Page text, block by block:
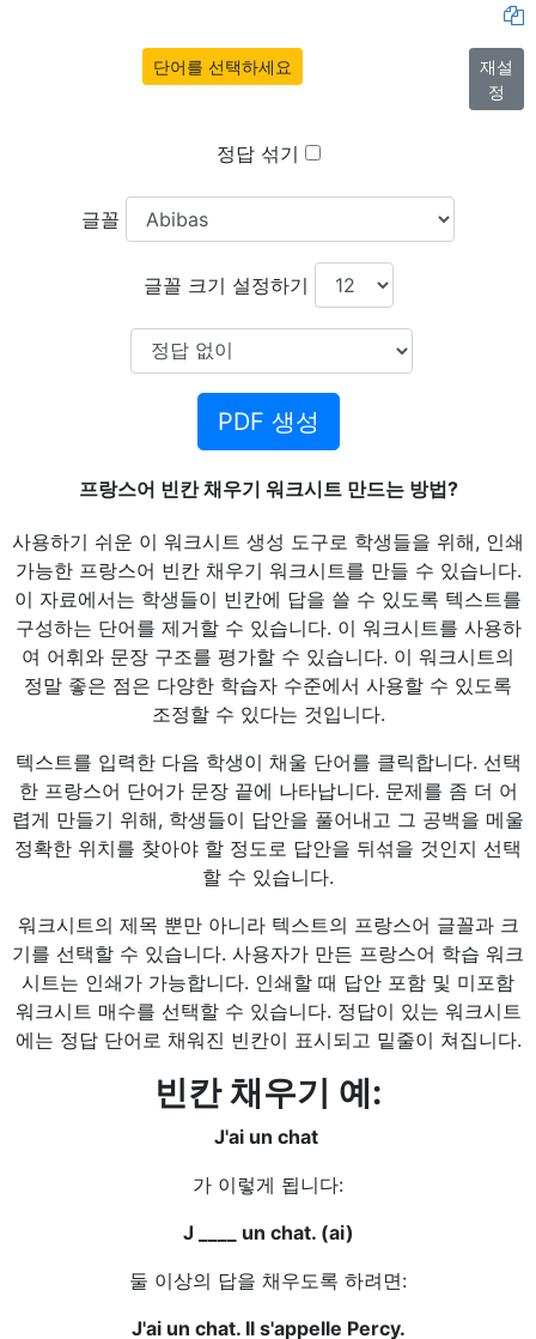
단어를 선택하세요
재설
정
정답 섞기
글꼴
글꼴 크기 설정하기
PDF 생성
프랑스어 빈칸 채우기 워크시트 만드는 방법?
사용하기 쉬운 이 워크시트 생성 도구로 학생들을 위해, 인쇄
가능한 프랑스어 빈칸 채우기 워크시트를 만들 수 있습니다.
이 자료에서는 학생들이 빈칸에 답을 쓸 수 있도록 텍스트를
구성하는 단어를 제거할 수 있습니다. 이 워크시트를 사용하
여 어휘와 문장 구조를 평가할 수 있습니다. 이 워크시트의
정말 좋은 점은 다양한 학습자 수준에서 사용할 수 있도록
조정할 수 있다는 것입니다.
텍스트를 입력한 다음 학생이 채울 단어를 클릭합니다. 선택
한 프랑스어 단어가 문장 끝에 나타납니다. 문제를 좀 더 어
렵게 만들기 위해, 학생들이 답안을 풀어내고 그 공백을 메울
정확한 위치를 찾아야 할 정도로 답안을 뒤섞을 것인지 선택
할 수 있습니다.
워크시트의 제목 뿐만 아니라 텍스트의 프랑스어 글꼴과 크
기를 선택할 수 있습니다. 사용자가 만든 프랑스어 학습 워크
시트는 인쇄가 가능합니다. 인쇄할 때 답안 포함 및 미포함
워크시트 매수를 선택할 수 있습니다. 정답이 있는 워크시트
에는 정답 단어로 채워진 빈칸이 표시되고 밑줄이 쳐집니다.
빈칸 채우기 예:
J'ai un chat
가 이렇게 됩니다:
J ____ un chat. (ai)
둘 이상의 답을 채우도록 하려면:
J'ai un chat. Il s'appelle Percy.